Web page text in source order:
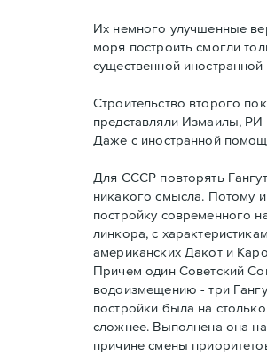
Их немного улучшенные
моря построить смогли
существенной
Строительство второго
представляли Измаилы, РИ
Даже с иностранной
Для СССР повторять
никакого смысла. Потому
постройку современного
линкора, с
американских Дакот и
Причем один Советский
водоизмещению - три
постройки была на
сложнее. Выполнена она
причине смены